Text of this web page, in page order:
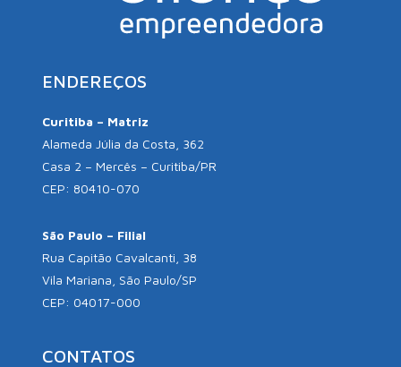
ENDEREÇOS
Curitiba – Matriz
Alameda Júlia da Costa, 362
Casa 2 – Mercês – Curitiba/PR
CEP: 80410-070
São Paulo – Filial
Rua Capitão Cavalcanti, 38
Vila Mariana, São Paulo/SP
CEP: 04017-000
CONTATOS